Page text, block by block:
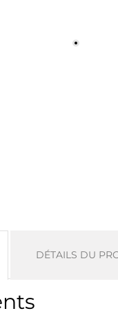
DÉTAILS DU